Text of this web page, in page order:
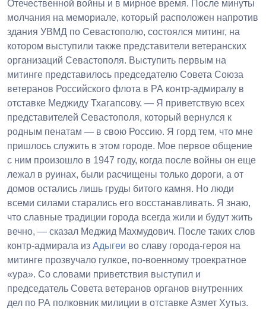
Отечественной войны и в мирное время. После минуты
молчания на мемориале, который расположен напротив
здания УВМД по Севастополю, состоялся митинг, на
котором выступили также представители ветеранских
организаций Севастополя. Выступить первым на
митинге представилось председателю Совета Союза
ветеранов Российского флота в РА контр-адмиралу в
отставке Меджиду Тхагапсову. — Я приветствую всех
представителей Севастополя, который вернулся к
родным пенатам — в свою Россию. Я горд тем, что мне
пришлось служить в этом городе. Мое первое общение
с ним произошло в 1947 году, когда после войны он еще
лежал в руинах, были расчищены только дороги, а от
домов остались лишь груды битого камня. Но люди
всеми силами старались его восстанавливать. Я знаю,
что славные традиции города всегда жили и будут жить
вечно, — сказал Меджид Махмудович. После таких слов
контр-адмирала из Адыгеи во славу города-героя на
митинге прозвучало гулкое, по-военному троекратное
«ура». Со словами приветствия выступил и
председатель Совета ветеранов органов внутренних
дел по РА полковник милиции в отставке Азмет Хутыз.